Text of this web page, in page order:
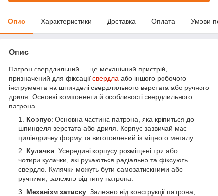
Опис Характеристики Доставка Оплата Умови
Опис
Патрон свердлильний — це механічний пристрій,
призначений для фіксації свердла або іншого робочого
інструмента на шпинделі свердлильного верстата або ручного
дриля. Основні компоненти й особливості свердлильного
патрона:
Корпус: Основна частина патрона, яка кріпиться до
шпинделя верстата або дриля. Корпус зазвичай має
циліндричну форму та виготовлений із міцного металу.
Кулачки: Усередині корпусу розміщені три або
чотири кулачки, які рухаються радіально та фіксують
свердло. Кулячки можуть бути самозатискними або
ручними, залежно від типу патрона.
Механізм затиску: Залежно від конструкції патрона,